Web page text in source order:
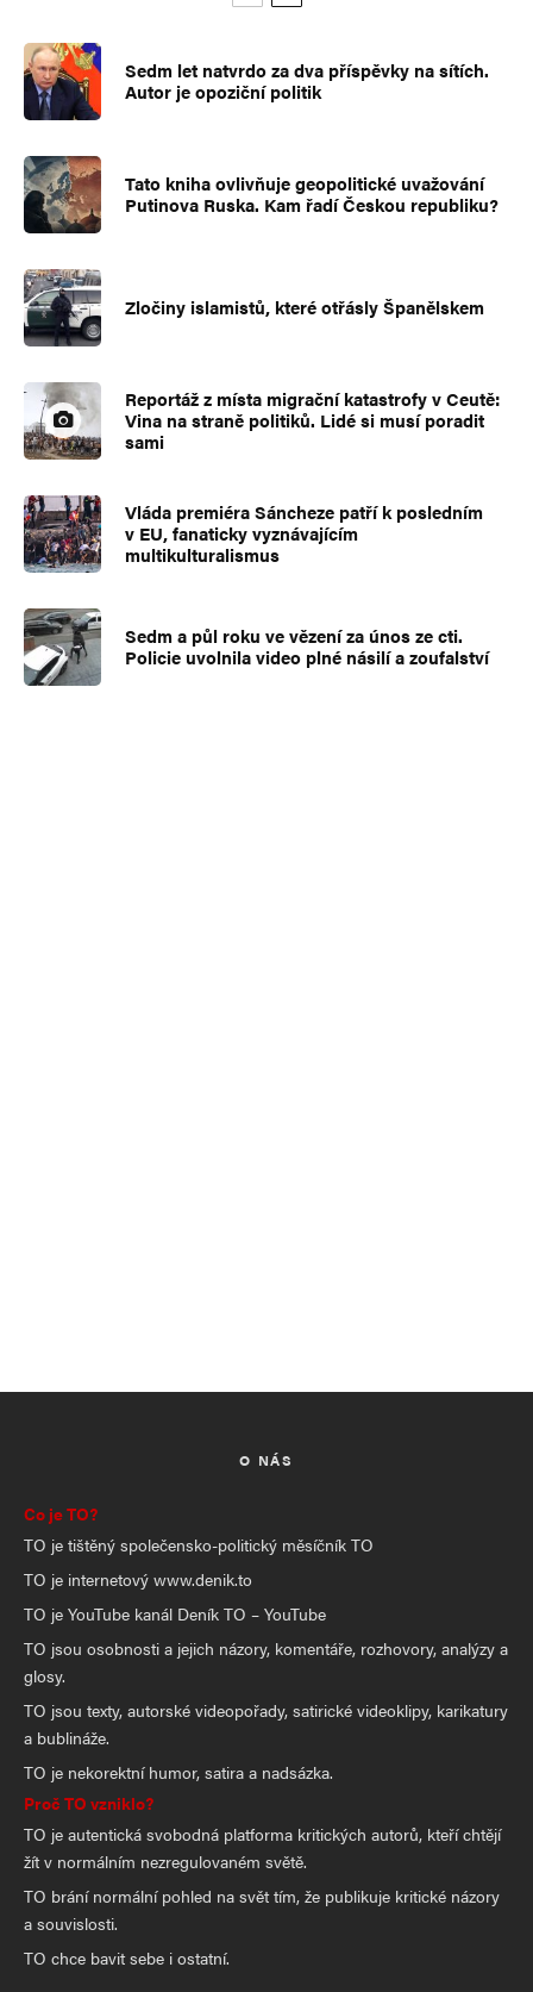
Sedm let natvrdo za dva příspěvky na sítích.
Autor je opoziční politik
Tato kniha ovlivňuje geopolitické uvažování
Putinova Ruska. Kam řadí Českou republiku?
Zločiny islamistů, které otřásly Španělskem
Reportáž z místa migrační katastrofy v Ceutě:
Vina na straně politiků. Lidé si musí poradit
sami
Vláda premiéra Sáncheze patří k posledním
v EU, fanaticky vyznávajícím
multikulturalismus
Sedm a půl roku ve vězení za únos ze cti.
Policie uvolnila video plné násilí a zoufalství
O NÁS
Co je TO?
TO je tištěný společensko-politický měsíčník TO
TO je internetový www.denik.to
TO je YouTube kanál Deník TO – YouTube
TO jsou osobnosti a jejich názory, komentáře, rozhovory, analýzy a
glosy.
TO jsou texty, autorské videopořady, satirické videoklipy, karikatury
a bublináže.
TO je nekorektní humor, satira a nadsázka.
Proč TO vzniklo?
TO je autentická svobodná platforma kritických autorů, kteří chtějí
žít v normálním nezregulovaném světě.
TO brání normální pohled na svět tím, že publikuje kritické názory
a souvislosti.
TO chce bavit sebe i ostatní.